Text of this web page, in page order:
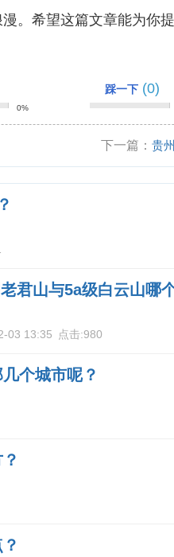
。希望这篇文章能为你
0%
踩一下 (0)
下一篇：贵
线、游玩建
君山与5a级白云山哪
03 13:35 点击:980
个城市呢？